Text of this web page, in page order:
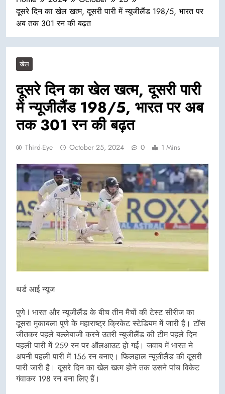
दूसरे दिन का खेल खत्म, दूसरी पारी में न्यूजीलैंड 198/5, भारत पर
अब तक 301 रन की बढ़त
खेल
दूसरे दिन का खेल खत्म, दूसरी पारी
में न्यूजीलैंड 198/5, भारत पर अब
तक 301 रन की बढ़त
Third-Eye October 25, 2024 0 1 Mins
थर्ड आई न्यूज
पुणे I भारत और न्यूजीलैंड के बीच तीन मैचों की टेस्ट सीरीज का
दूसरा मुकाबला पुणे के महाराष्ट्र क्रिकेट स्टेडियम में जारी है। टॉस
जीतकर पहले बल्लेबाजी करने उतरी न्यूजीलैंड की टीम पहले दिन
पहली पारी में 259 रन पर ऑलआउट हो गई। जवाब में भारत ने
अपनी पहली पारी में 156 रन बनाए। फिलहाल न्यूजीलैंड की दूसरी
पारी जारी है। दूसरे दिन का खेल खत्म होने तक उसने पांच विकेट
गंवाकर 198 रन बना लिए हैं।